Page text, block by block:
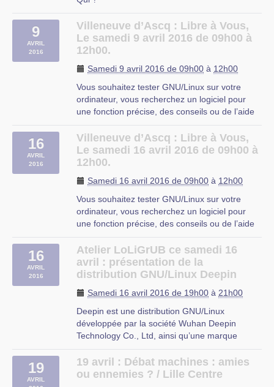
par le partage des connaissances sur Vim ou
d’autres outils dans le même esprit : ligne de
commande, ergonomie… Les Vimistes avancés
9
AVRIL
2016
Villeneuve d’Ascq : Libre à Vous,
Le samedi 9 avril 2016 de 09h00 à
12h00.
Samedi 9 avril 2016 de 09h00 à 12h00
Vous souhaitez tester GNU/Linux sur votre
ordinateur, vous recherchez un logiciel pour
une fonction précise, des conseils ou de l’aide
Libre à Vous est une permanence destinée à
vous faciliter l’utilisation de l’informatique. Vous
repartirez avec « le plein » de (…)
OMJC
16
AVRIL
2016
Villeneuve d’Ascq : Libre à Vous,
Le samedi 16 avril 2016 de 09h00 à
12h00.
Samedi 16 avril 2016 de 09h00 à 12h00
Vous souhaitez tester GNU/Linux sur votre
ordinateur, vous recherchez un logiciel pour
une fonction précise, des conseils ou de l’aide
Libre à Vous est une permanence destinée à
vous faciliter l’utilisation de l’informatique. Vous
repartirez avec « le plein » de (…)
OMJC
16
AVRIL
2016
Atelier LoLiGrUB ce samedi 16
avril : présentation de la
distribution GNU/Linux Deepin
Samedi 16 avril 2016 de 19h00 à 21h00
Deepin est une distribution GNU/Linux
développée par la société Wuhan Deepin
Technology Co., Ltd, ainsi qu’une marque
Basé sur Debian, ce système d’exploitation
utilise son gestionnaire de paquets, APT. Il
19
AVRIL
19 avril : Débat machines : amies
ou ennemies ? / Lille Centre